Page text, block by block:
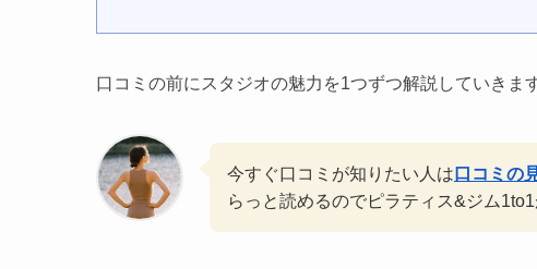
口コミの前にスタジオの魅力を1つずつ解説していきま
今すぐ口コミが知りたい人は 口コミの
らっと読めるのでピラティス&ジム